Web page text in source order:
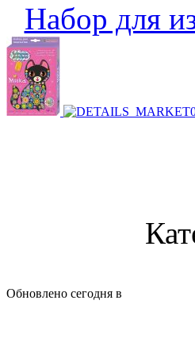
Набор для
Обновлено сегодня в